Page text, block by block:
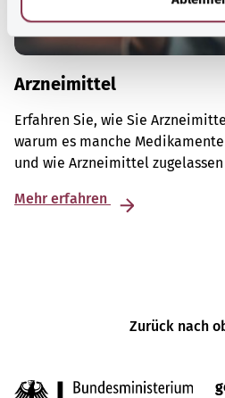
Arzneimittel
Erfahren Sie, wie Sie
warum es manche
und wie Arzneimittel
Mehr erfahren
Zurück nach